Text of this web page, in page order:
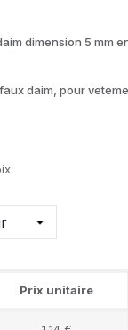
dimension 5 mm
daim, pour
Prix unitaire